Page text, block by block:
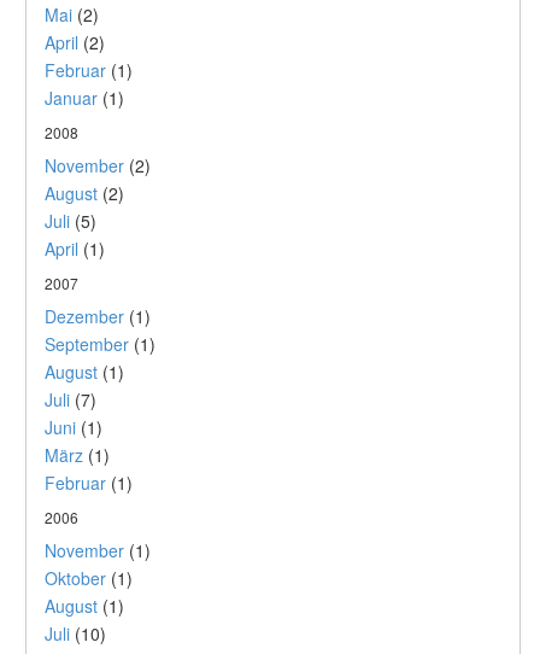
Mai (2)
April (2)
Februar (1)
Januar (1)
2008
November (2)
August (2)
Juli (5)
April (1)
2007
Dezember (1)
September (1)
August (1)
Juli (7)
Juni (1)
März (1)
Februar (1)
2006
November (1)
Oktober (1)
August (1)
Juli (10)